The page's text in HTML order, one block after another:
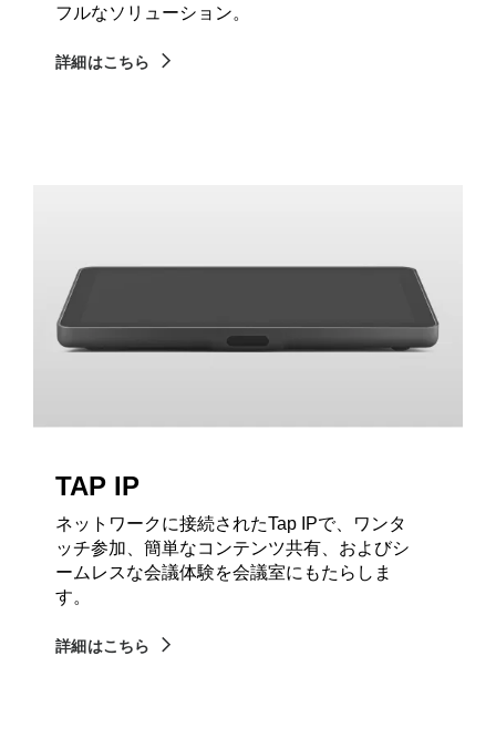
フルなソリューション。
詳細はこちら
TAP IP
ネットワークに接続されたTap IPで、ワンタ
ッチ参加、簡単なコンテンツ共有、およびシ
ームレスな会議体験を会議室にもたらしま
す。
詳細はこちら